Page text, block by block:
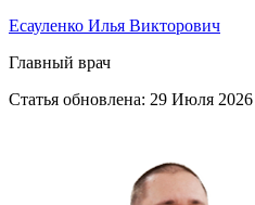
Есауленко Илья Викторович
Главный врач
Статья обновлена: 29 Июля 2026